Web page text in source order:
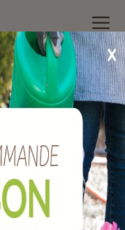
/ Plasticulture, liens,